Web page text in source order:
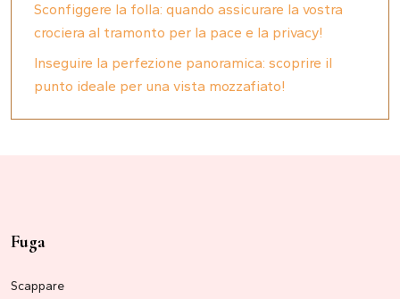
Sconfiggere la folla: quando assicurare la vostra
crociera al tramonto per la pace e la privacy!
Inseguire la perfezione panoramica: scoprire il
punto ideale per una vista mozzafiato!
Fuga
Scappare